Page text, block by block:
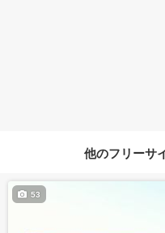
他のフリーサ
53